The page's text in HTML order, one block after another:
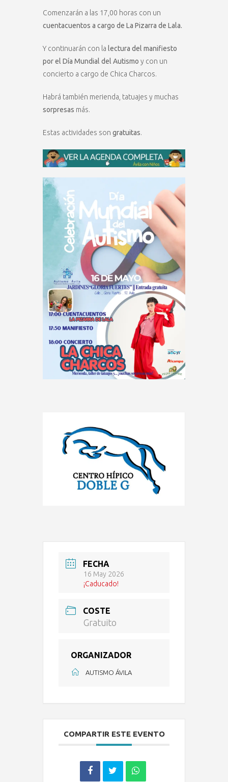
Comenzarán a las 17,00 horas con un
cuentacuentos a cargo de La Pizarra de Lala.
Y continuarán con la lectura del manifiesto
por el Día Mundial del Autismo y con un
concierto a cargo de Chica Charcos.
Habrá también merienda, tatuajes y muchas
sorpresas más.
Estas actividades son gratuitas.
FECHA
16 May 2026
¡Caducado!
COSTE
Gratuito
ORGANIZADOR
AUTISMO ÁVILA
COMPARTIR ESTE EVENTO